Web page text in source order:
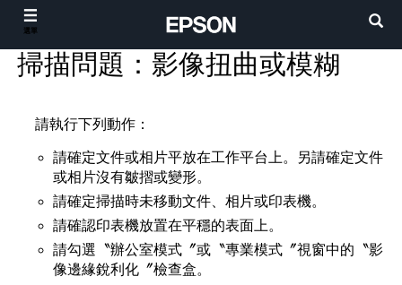
掃描問題：影像扭曲或模糊
請執行下列動作：
請確定文件或相片平放在工作平台上。另請確定文件
或相片沒有皺摺或變形。
請確定掃描時未移動文件、相片或印表機。
請確認印表機放置在平穩的表面上。
請勾選〝辦公室模式〞或〝專業模式〞視窗中的〝影
像邊緣銳利化〞檢查盒。